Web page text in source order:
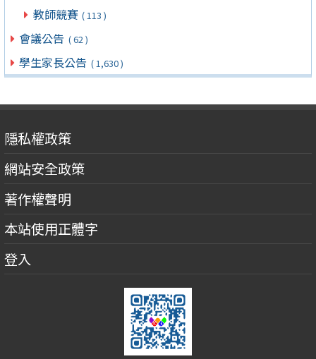
教師競賽 ( 113 )
會議公告 ( 62 )
學生家長公告 ( 1,630 )
隱私權政策
網站安全政策
著作權聲明
本站使用正體字
登入